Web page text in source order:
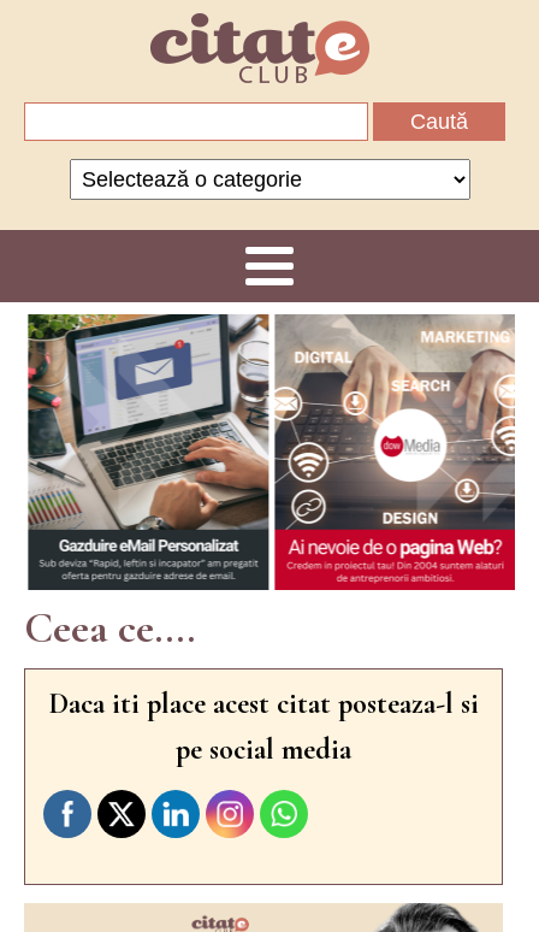
Categorii
Ceea ce....
Daca iti place acest citat posteaza-l si
pe social media